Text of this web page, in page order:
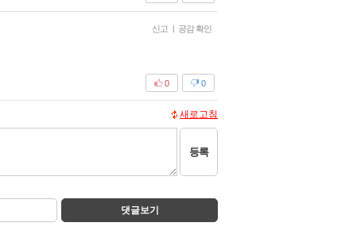
신고 | 공감 확인
0
0
새로고침
등록
댓글보기